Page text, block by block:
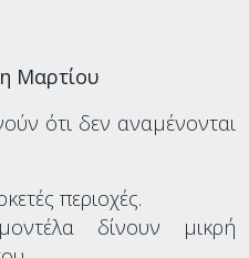
Μαρτίου
ότι δεν αναμένονται
περιοχές.
δίνουν μικρή